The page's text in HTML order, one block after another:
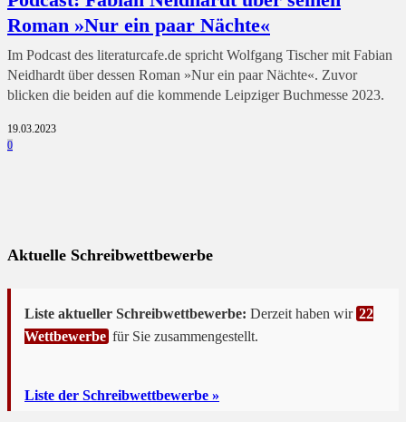
Roman »Nur ein paar Nächte«
Im Podcast des literaturcafe.de spricht Wolfgang Tischer mit Fabian
Neidhardt über dessen Roman »Nur ein paar Nächte«. Zuvor
blicken die beiden auf die kommende Leipziger Buchmesse 2023.
19.03.2023
0
Aktuelle Schreibwettbewerbe
Liste aktueller Schreibwettbewerbe: Derzeit haben wir 22
Wettbewerbe für Sie zusammengestellt.
Liste der Schreibwettbewerbe »